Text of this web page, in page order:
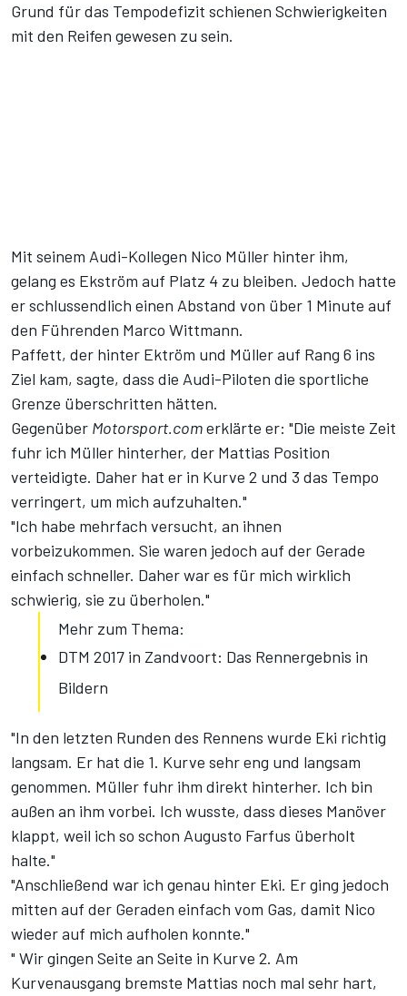
Grund für das Tempodefizit schienen Schwierigkeiten
mit den Reifen gewesen zu sein.
Mit seinem Audi-Kollegen Nico Müller hinter ihm,
gelang es Ekström auf Platz 4 zu bleiben. Jedoch hatte
er schlussendlich einen Abstand von über 1 Minute auf
den Führenden Marco Wittmann.
Paffett, der hinter Ektröm und Müller auf Rang 6 ins
Ziel kam, sagte, dass die Audi-Piloten die sportliche
Grenze überschritten hätten.
Gegenüber Motorsport.comerklärte er: "Die meiste Zeit
fuhr ich Müller hinterher, der Mattias Position
verteidigte. Daher hat er in Kurve 2 und 3 das Tempo
verringert, um mich aufzuhalten."
"Ich habe mehrfach versucht, an ihnen
vorbeizukommen. Sie waren jedoch auf der Gerade
einfach schneller. Daher war es für mich wirklich
schwierig, sie zu überholen."
Mehr zum Thema:
DTM 2017 in Zandvoort: Das Rennergebnis in
Bildern
"In den letzten Runden des Rennens wurde Eki richtig
langsam. Er hat die 1. Kurve sehr eng und langsam
genommen. Müller fuhr ihm direkt hinterher. Ich bin
außen an ihm vorbei. Ich wusste, dass dieses Manöver
klappt, weil ich so schon Augusto Farfus überholt
halte."
"Anschließend war ich genau hinter Eki. Er ging jedoch
mitten auf der Geraden einfach vom Gas, damit Nico
wieder auf mich aufholen konnte."
" Wir gingen Seite an Seite in Kurve 2. Am
Kurvenausgang bremste Mattias noch mal sehr hart,